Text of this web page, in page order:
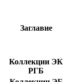
Заглавие
Коллекции ЭК
РГБ